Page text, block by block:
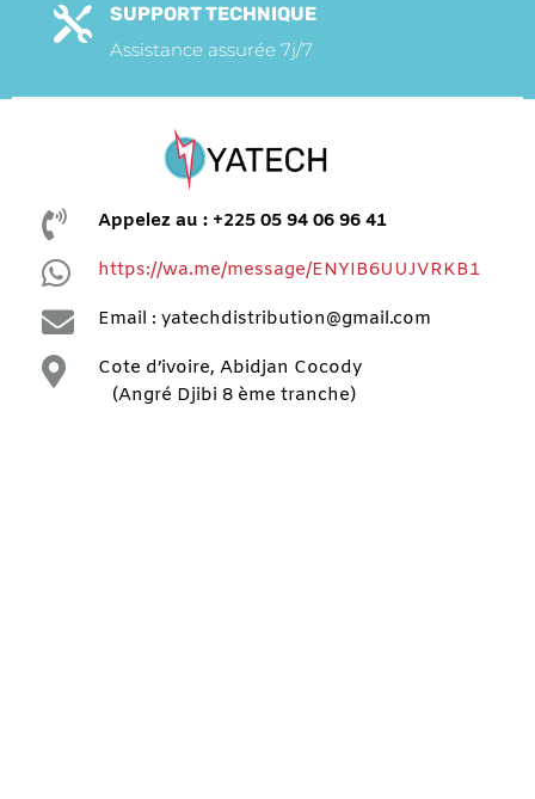

SUPPORT TECHNIQUE
Assistance assurée 7j/7
 Appelez au : +225 05 94 06 96 41
 https://wa.me/message/ENYIB6UUJVRKB1
 Email : yatechdistribution@gmail.com

Cote d’ivoire, Abidjan Cocody
(Angré Djibi 8 ème tranche)